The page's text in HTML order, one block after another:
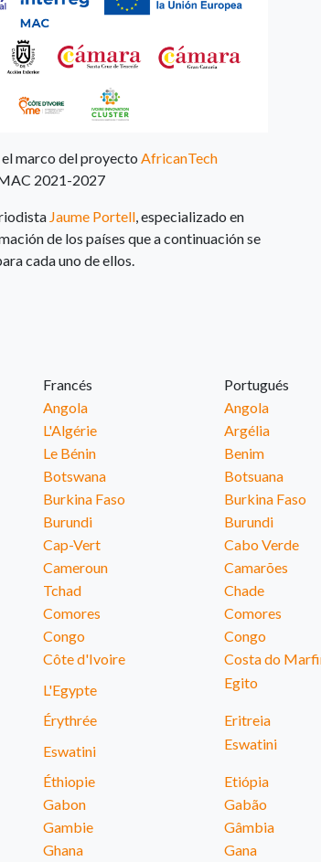
marco del proyecto AfricanTech
2021-2027
Jaume Portell, especializado en
de los países que a continuación se
cada uno de ellos.
Francés
Portugués
Angola
Angola
L'Algérie
Argélia
Le Bénin
Benim
Botswana
Botsuana
Burkina Faso
Burkina Faso
Burundi
Burundi
Cap-Vert
Cabo Verde
Cameroun
Camarões
Tchad
Chade
Comores
Comores
Congo
Congo
Côte d'Ivoire
Costa do
L'Egypte Egito
Érythrée
Eritreia
Eswatini Eswatini
Éthiopie
Etiópia
Gabon
Gabão
Gambie
Gâmbia
Ghana
Gana